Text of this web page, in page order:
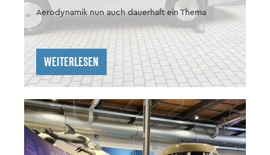
Aerodynamik nun auch dauerhaft ein Thema
WEITERLESEN